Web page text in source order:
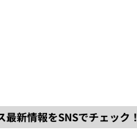
最新情報をSNSでチェック！